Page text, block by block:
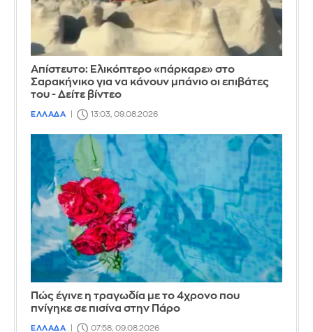
Απίστευτο: Ελικόπτερο «πάρκαρε» στο
Σαρακήνικο για να κάνουν μπάνιο οι επιβάτες
του - Δείτε βίντεο
ΕΛΛΑΔΑ 13:03, 09.08.2026
Πώς έγινε η τραγωδία με το 4χρονο που
πνίγηκε σε πισίνα στην Πάρο
ΕΛΛΑΔΑ 07:58, 09.08.2026